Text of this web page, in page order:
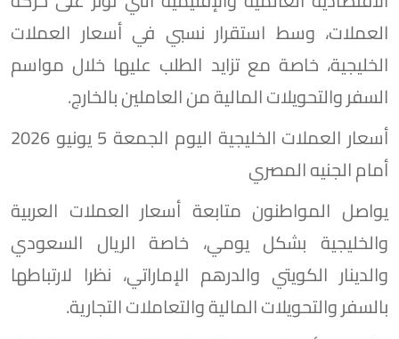
العملات، وسط استقرار نسبي في أسعار العملات
الخليجية، خاصة مع تزايد الطلب عليها خلال مواسم
السفر والتحويلات المالية من العاملين بالخارج.
أسعار العملات الخليجية اليوم الجمعة 5 يونيو 2026
أمام الجنيه المصري
يواصل المواطنون متابعة أسعار العملات العربية
والخليجية بشكل يومي، خاصة الريال السعودي
والدينار الكويتي والدرهم الإماراتي، نظرا لارتباطها
بالسفر والتحويلات المالية والتعاملات التجارية.